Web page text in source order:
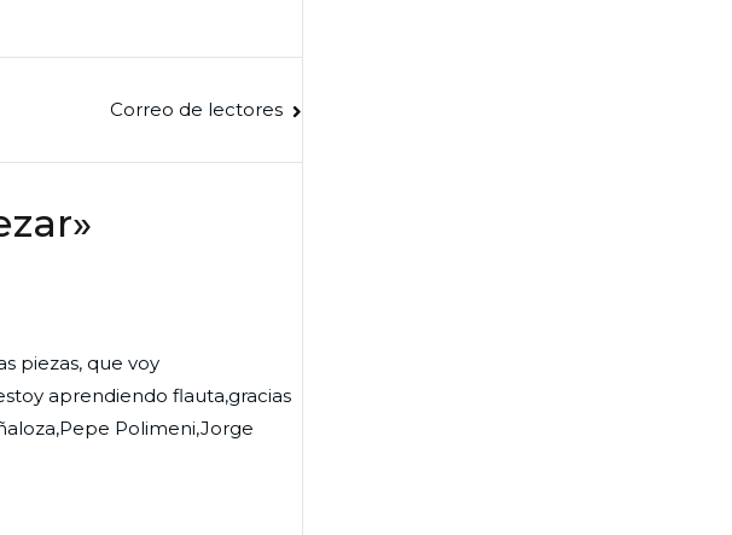
Correo de lectores
»
piezas, que voy
aprendiendo flauta,gracias
Polimeni,Jorge